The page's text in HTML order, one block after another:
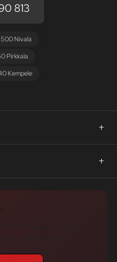
813
Nivala
Pirkkala
Kempele